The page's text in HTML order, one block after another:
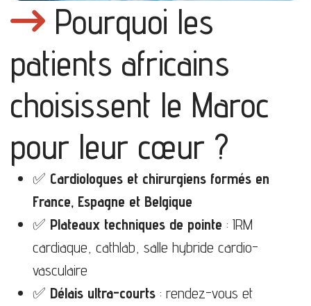
Pourquoi les
patients africains
choisissent le Maroc
pour leur cœur ?
✅ Cardiologues et chirurgiens formés en
France, Espagne et Belgique
✅ Plateaux techniques de pointe : IRM
cardiaque, cathlab, salle hybride cardio-
vasculaire
✅ Délais ultra-courts : rendez-vous et